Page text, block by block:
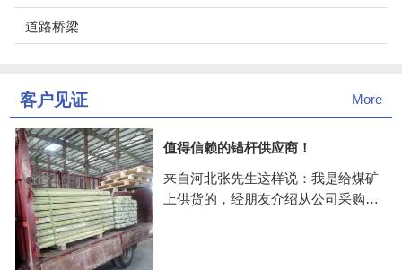
道路桥梁
客户见证 More
值得信赖的锚杆供应商！
来自河北张先生这样说：我是给煤矿
上供货的，经朋友介绍从公司采购的